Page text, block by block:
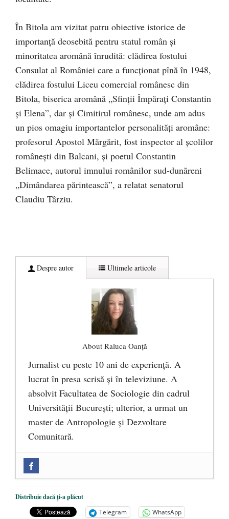
În Bitola am vizitat patru obiective istorice de
importanță deosebită pentru statul român și
minoritatea aromână înrudită: clădirea fostului
Consulat al României care a funcționat pînă în 1948,
clădirea fostului Liceu comercial românesc din
Bitola, biserica aromână „Sfinții Împărați Constantin
și Elena”, dar și Cimitirul românesc, unde am adus
un pios omagiu importantelor personalități aromâne:
profesorul Apostol Mărgărit, fost inspector al școlilor
românești din Balcani, și poetul Constantin
Belimace, autorul imnului românilor sud-dunăreni
„Dimândarea părintească”, a relatat senatorul
Claudiu Târziu.
Despre autor Ultimele articole
About Raluca Oanță
Jurnalist cu peste 10 ani de experiență. A
lucrat în presa scrisă și în televiziune. A
absolvit Facultatea de Sociologie din cadrul
Universității București; ulterior, a urmat un
master de Antropologie și Dezvoltare
Comunitară.
Mănăstirea „Sfânta Ana” Rohia. Părintele
Nicolae Steinhardt, comemorat la 102 ani
de la naștere - 29 iulie 2024
Distribuie dacă ți-a plăcut
Telegram
WhatsApp